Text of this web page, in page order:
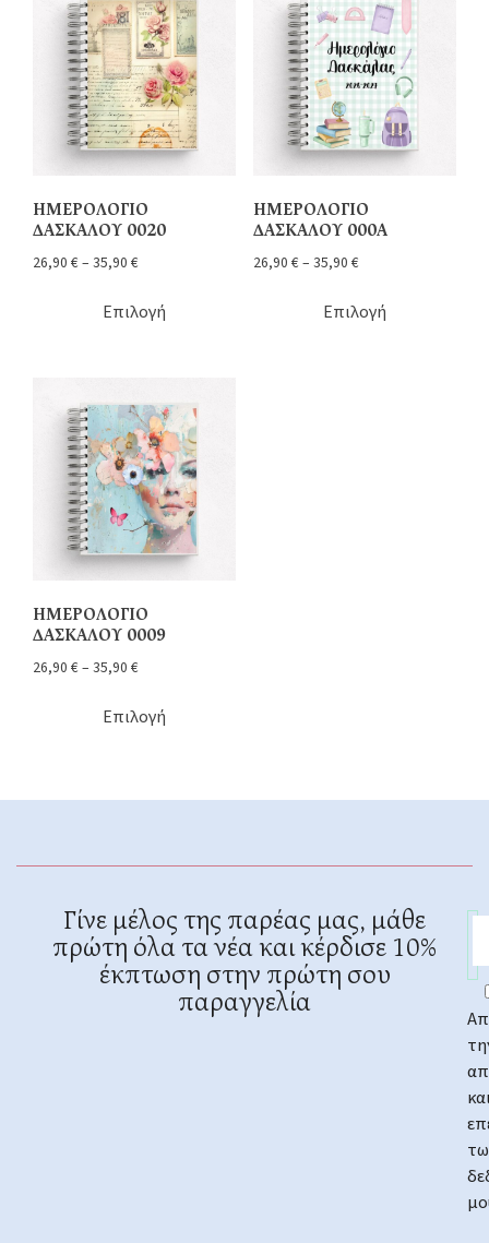
ΗΜΕΡΟΛΟΓΙΟ
ΔΑΣΚΑΛΟΥ 0020
26,90 € – 35,90 €
Επιλογή
ΗΜΕΡΟΛΟΓΙΟ
ΔΑΣΚΑΛΟΥ 000Α
26,90 € – 35,90 €
Επιλογή
ΗΜΕΡΟΛΟΓΙΟ
ΔΑΣΚΑΛΟΥ 0009
26,90 € – 35,90 €
Επιλογή
Γίνε μέλος της παρέας μας, μάθε
πρώτη όλα τα νέα και κέρδισε 10%
έκπτωση στην πρώτη σου
παραγγελία